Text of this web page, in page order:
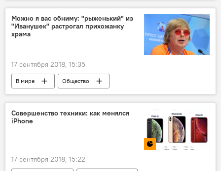
Можно я вас обниму: "рыженький" из
"Иванушек" растрогал прихожанку
храма
17 сентября 2018, 15:35
В мире Общество
Совершенство техники: как менялся
iPhone
17 сентября 2018, 15:22